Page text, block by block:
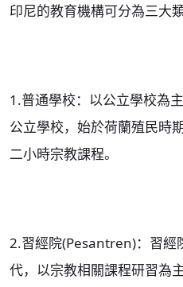
印尼的教育機構可分為三大類
1.普通學校：以公立學校為
公立學校，始於荷蘭殖民時
二小時宗教課程。
2.習經院(Pesantren)：習經
代，以宗教相關課程研習為